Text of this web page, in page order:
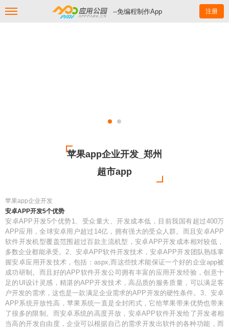
--免编程制作App 注册
苹果app企业开发_郑州
超市app
苹果app企业开发
安卓APP开发5个优势
安卓APP开发5个优势1、受众量大、开发成本低，目前我国有超过400万
APP应用，全球安卓用户超过14亿，拥有强大的受众人群。而且安卓APP
软件开发机型覆盖范围超过百款主流机型，安卓APP开发成本相对较低，
多数企业都能承受。2、安卓APP软件开发技术，安卓APP开发团队熟练掌
握安卓应用开发技术，包括：aspx,而这些技术能保证一个好的企业app被
成功研制。而且好的APP软件开发公司拥有丰富的应用开发经验，创意十
足的UI设计灵感，精湛的APP开发技术，高品质的服务质量，可以满足客
户开发的需求，这也是一款满足企业需求的APP开发的硬性条件。3、安卓
APP系统开放性高，苹果系统一直是全封闭式，它给苹果带来优势也带来
了很多的限制。而安卓系统的高度开放，安卓APP软件开发给了开发者相
当高的开发自由度，企业可以根据自己的需求开发出软件的各种功能，而